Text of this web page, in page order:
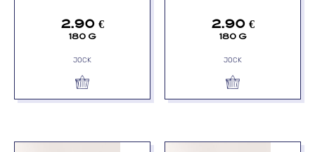
2.90 €
180 G
JOCK
2.90 €
180 G
JOCK